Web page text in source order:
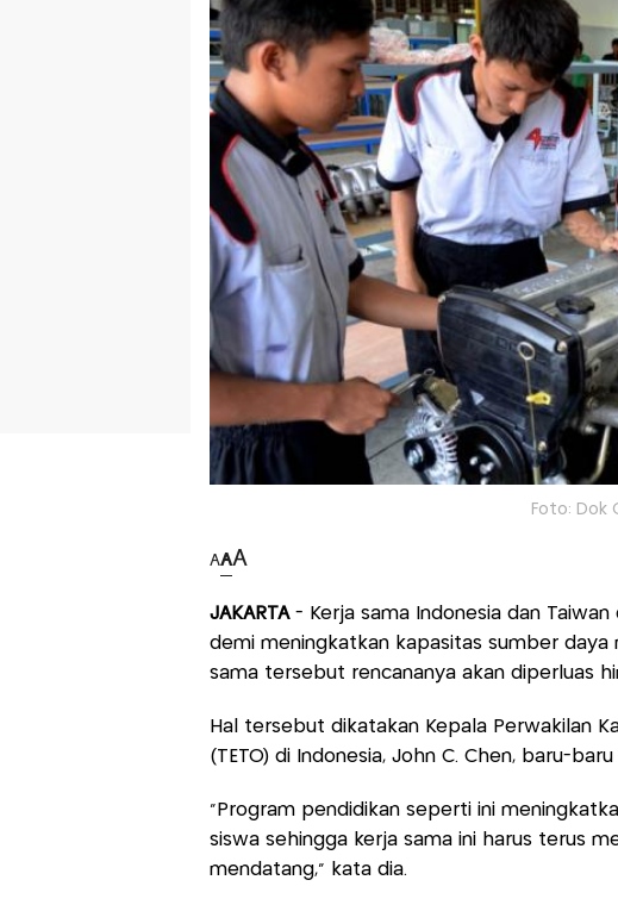
Foto: Dok
AAA
JAKARTA- Kerja sama Indonesia dan
demi meningkatkan kapasitas sumber daya
sama tersebut rencananya akan diperluas
Hal tersebut dikatakan Kepala Perwakilan
(TETO) di Indonesia, John C. Chen, baru-baru
"Program pendidikan seperti ini
siswa sehingga kerja sama ini harus terus
mendatang," kata dia.